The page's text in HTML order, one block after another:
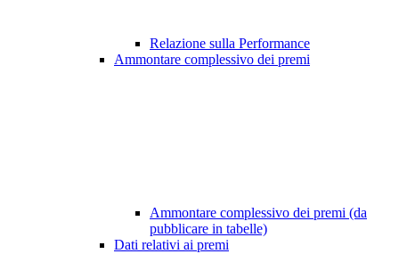
Relazione sulla Performance
Ammontare complessivo dei premi
Ammontare complessivo dei premi (da
pubblicare in tabelle)
Dati relativi ai premi